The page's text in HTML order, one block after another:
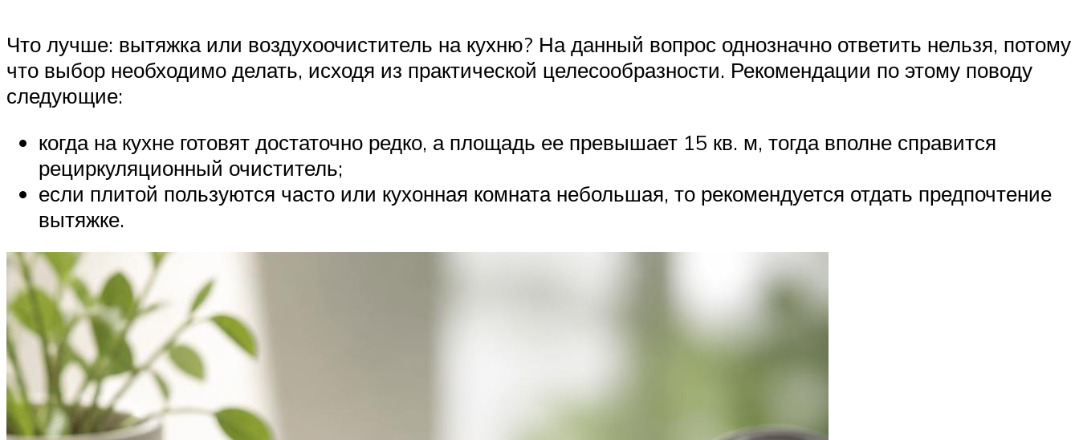
Что лучше: вытяжка или воздухоочиститель на кухню? На данный вопрос однозначно ответить нельзя, потому
что выбор необходимо делать, исходя из практической целесообразности. Рекомендации по этому поводу
следующие:
когда на кухне готовят достаточно редко, а площадь ее превышает 15 кв. м, тогда вполне справится
рециркуляционный очиститель;
если плитой пользуются часто или кухонная комната небольшая, то рекомендуется отдать предпочтение
вытяжке.